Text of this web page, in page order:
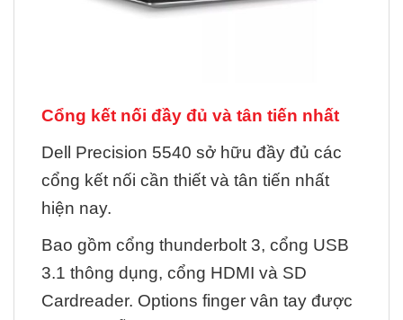
Cổng kết nối đầy đủ và tân tiến nhất
Dell Precision 5540 sở hữu đầy đủ các
cổng kết nối cần thiết và tân tiến nhất
hiện nay.
Bao gồm cổng thunderbolt 3, cổng USB
3.1 thông dụng, cổng HDMI và SD
Cardreader. Options finger vân tay được